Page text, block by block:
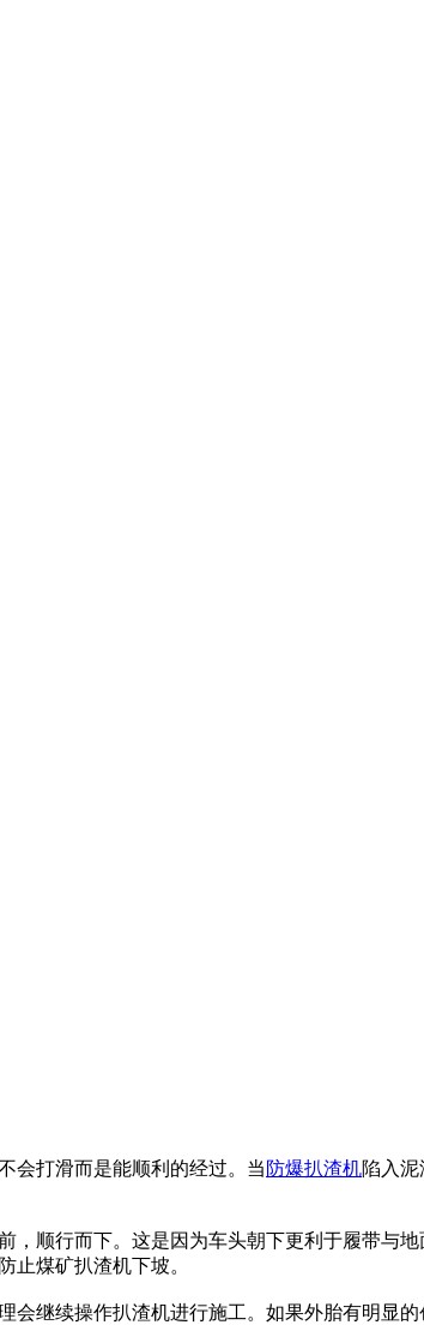
会打滑而是能顺利的经过。当 防爆扒渣机陷入泥
顺行而下。这是因为车头朝下更利于履带与
止煤矿扒渣机下坡。
继续操作扒渣机进行施工。如果外胎有明显